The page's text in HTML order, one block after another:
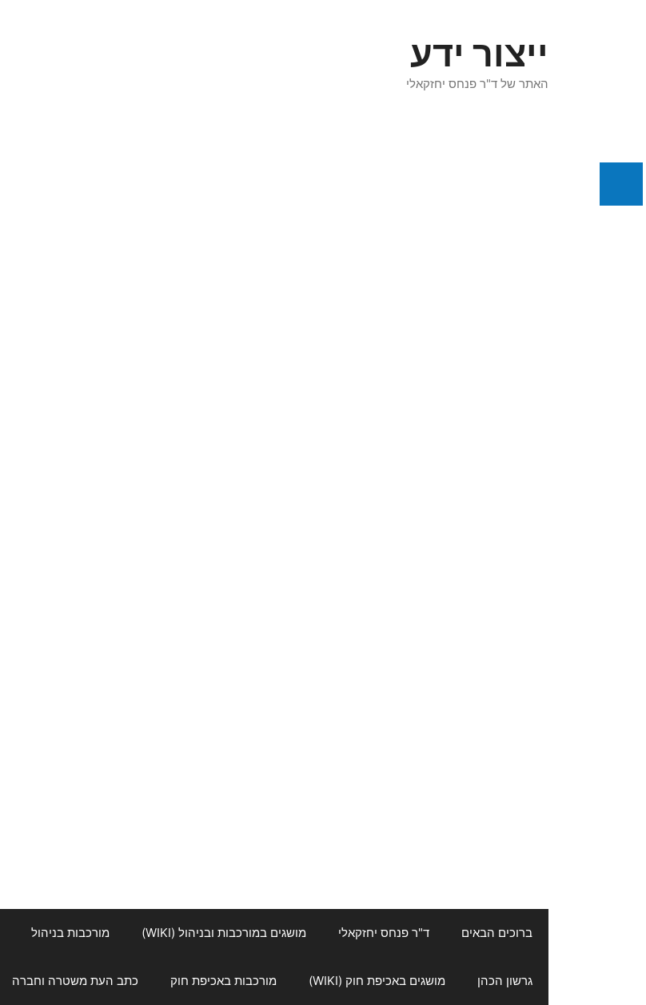
ייצור ידע
האתר של ד"ר פנחס יחזקאלי
ברוכים הבאים ד"ר פנחס יחזקאלי מושגים במורכבות ובניהול (WIKI) מורכבות בניהול
גרשון הכהן מושגים באכיפת חוק (WIKI) מורכבות באכיפת חוק כתב העת משטרה וחברה